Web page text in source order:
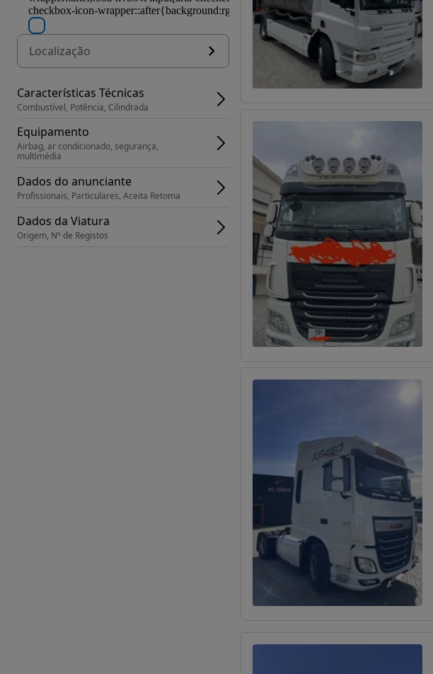
Localização
Características Técnicas
Combustível, Potência, Cilindrada
Equipamento
Airbag, ar condicionado, segurança,
multimédia
Dados do anunciante
Profissionais, Particulares, Aceita Retoma
Dados da Viatura
Origem, Nº de Registos